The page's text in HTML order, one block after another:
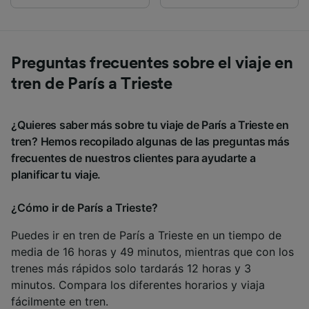
Preguntas frecuentes sobre el viaje en
tren de París a Trieste
¿Quieres saber más sobre tu viaje de París a Trieste en
tren? Hemos recopilado algunas de las preguntas más
frecuentes de nuestros clientes para ayudarte a
planificar tu viaje.
¿Cómo ir de París a Trieste?
Puedes ir en tren de París a Trieste en un tiempo de
media de 16 horas y 49 minutos, mientras que con los
trenes más rápidos solo tardarás 12 horas y 3
minutos. Compara los diferentes horarios y viaja
fácilmente en tren.